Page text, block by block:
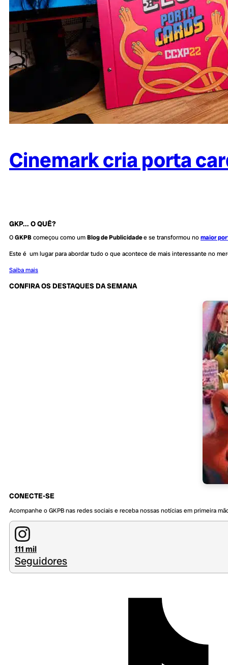
Cinemark cria porta
GKP... O QUÊ?
OGKPBcomeçou como umBlog de Publicidadee se transformou nomaior
Este é um lugar para abordar tudo o que acontece de mais interessante no
Saiba mais
CONFIRA OS DESTAQUES DA SEMANA
CONECTE-SE
Acompanhe o GKPB nas redes sociais e receba nossas notícias em primeira
111 mil
Seguidores